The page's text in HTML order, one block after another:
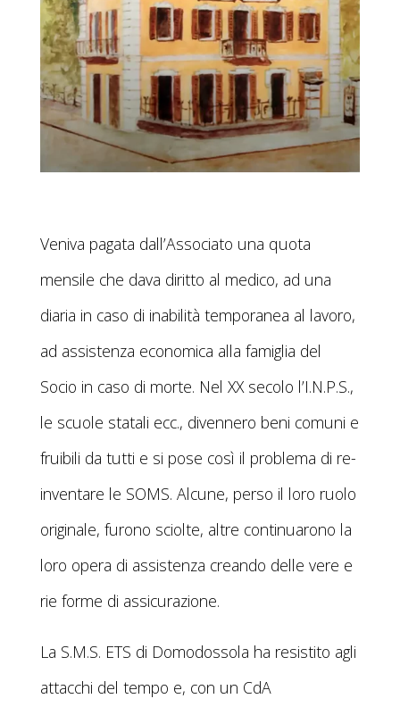
Veniva pagata dall’Associato una quota
mensile che dava diritto al medico, ad una
diaria in caso di inabilità temporanea al lavoro,
ad assistenza economica alla famiglia del
Socio in caso di morte. Nel XX secolo l’I.N.P.S.,
le scuole statali ecc., divennero beni comuni e
fruibili da tutti e si pose così il problema di re-
inventare le SOMS. Alcune, perso il loro ruolo
originale, furono sciolte, altre continuarono la
loro opera di assistenza creando delle vere e
rie forme di assicurazione.
La S.M.S. ETS di Domodossola ha resistito agli
attacchi del tempo e, con un CdA